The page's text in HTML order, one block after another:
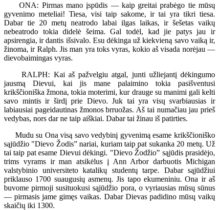
ONA: Pirmas mano įspūdis — kaip greitai prabėgo tie mūsų
gyvenimo meteliai! Tiesa, visi taip sakome, ir tai yra tikri tiesa.
Dabar tie 20 metų neatrodo labai ilgas laikas, ir šešetas vaikų
nebeatrodo tokia didelė šeima. Gal todėl, kad jie patys jau ir
apsirengia, ir dantis išsivalo. Esu dėkinga už kiekvieną savo vaiką ir,
žinoma, ir Ralph. Jis man yra toks vyras, kokio aš visada norėjau —
dievobaimingas vyras.
RALPH: Kai aš pažvelgiu atgal, junti užliejantį dėkingumo
jausmą Dievui, kai jis mane palaimino tokia pasišventusi
krikščioniška žmona, tokia moterimi, kur drauge su manimi gali kelti
savo mintis ir širdį prie Dievo. Juk tai yra visų svarbiausias ir
labiausiai pageidautinas žmonos brruožas. Aš tai numačiau jau prieš
vedybas, nors dar ne taip aiškiai. Dabar tai žinau iš patirties.
Mudu su Ona visą savo vedybinį gyvenimą esame krikščioniško
sąjūdžio "Dievo Žodis” nariai, kuriam taip pat sukanka 20 metų. Už
tai taip pat esame Dievui dėkingi. "Dievo Žodžio” sąjūdis prasidėjo,
trims vyrams ir man atsikėlus į Ann Arbor darbuotis Michigan
valstybinio universiteto katalikų studentų tarpe. Dabar sąjūdžiui
priklauso 1700 suaugusių asmenų. Jis tapo ekumeniniu. Ona ir aš
buvome pirmoji susituokusi sąjūdžio pora, o vyriausias mūsų sūnus
— pirmasis jame gimęs vaikas. Dabar Dievas padidino mūsų vaikų
skaičių iki 1300.